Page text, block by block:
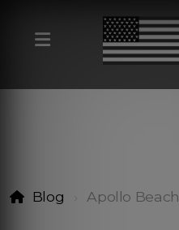
Blog Apollo Beach